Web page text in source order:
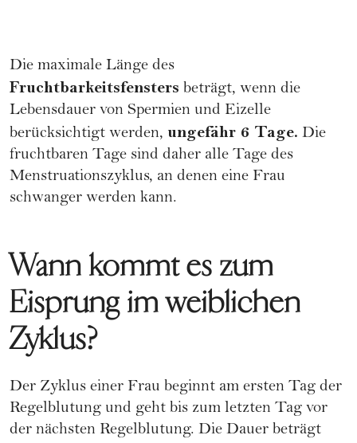
Die maximale Länge des
Fruchtbarkeitsfensters beträgt, wenn die
Lebensdauer von Spermien und Eizelle
berücksichtigt werden, ungefähr 6 Tage. Die
fruchtbaren Tage sind daher alle Tage des
Menstruationszyklus, an denen eine Frau
schwanger werden kann.
Wann kommt es zum
Eisprung im weiblichen
Zyklus?
Der Zyklus einer Frau beginnt am ersten Tag der
Regelblutung und geht bis zum letzten Tag vor
der nächsten Regelblutung. Die Dauer beträgt